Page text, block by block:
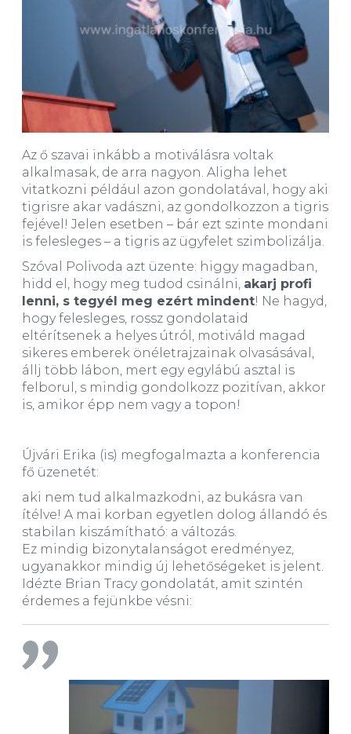
Az ő szavai inkább a motiválásra voltak
alkalmasak, de arra nagyon. Aligha lehet
vitatkozni például azon gondolatával, hogy aki
tigrisre akar vadászni, az gondolkozzon a tigris
fejével! Jelen esetben – bár ezt szinte mondani
is felesleges – a tigris az ügyfelet szimbolizálja.
Szóval Polivoda azt üzente: higgy magadban,
hidd el, hogy meg tudod csinálni, akarj profi
lenni, s tegyél meg ezért mindent! Ne hagyd,
hogy felesleges, rossz gondolataid
eltérítsenek a helyes útról, motiváld magad
sikeres emberek önéletrajzainak olvasásával,
állj több lábon, mert egy egylábú asztal is
felborul, s mindig gondolkozz pozitívan, akkor
is, amikor épp nem vagy a topon!
Újvári Erika (is) megfogalmazta a konferencia
fő üzenetét:
aki nem tud alkalmazkodni, az bukásra van
ítélve! A mai korban egyetlen dolog állandó és
stabilan kiszámítható: a változás.
Ez mindig bizonytalanságot eredményez,
ugyanakkor mindig új lehetőségeket is jelent.
Idézte Brian Tracy gondolatát, amit szintén
érdemes a fejünkbe vésni: